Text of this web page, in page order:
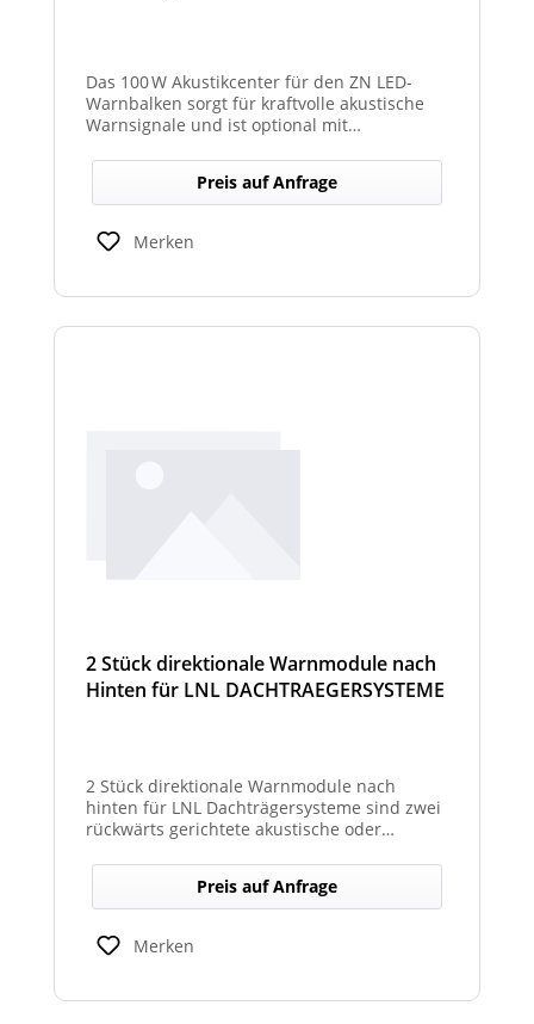
Das 100 W Akustikcenter für den ZN LED-
Warnbalken sorgt für kraftvolle akustische
Warnsignale und ist optional mit
erhältlich.
Preis auf Anfrage
Merken
2 Stück direktionale Warnmodule nach
Hinten für LNL DACHTRAEGERSYSTEME
2 Stück direktionale Warnmodule nach
hinten für LNL Dachträgersysteme sind zwei
rückwärts gerichtete akustische oder
Dachträger, die in Richtung Heck gezielte
Warnsignale abgeben. Sie verbessern die
Sicht- und Hörbarkeit von Warnhinweisen
für den rückwärtigen Bereich und erhöhen
so die Sicherheit bei Rangier- oder
Preis auf Anfrage
Merken